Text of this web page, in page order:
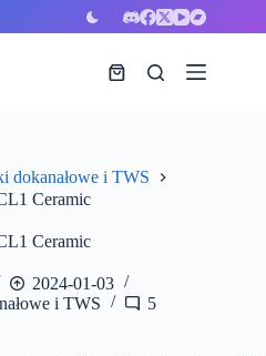
Koszyk
dokanałowe i TWS
Ceramic
Ceramic
2024-01-03
i TWS
5